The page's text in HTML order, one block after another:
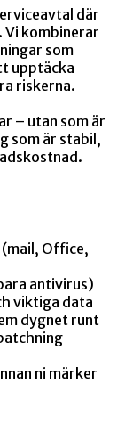
där
kombinerar
som
upptäcka
riskerna.
– utan som är
som är stabil,
Office,
antivirus)
viktiga data
dygnet runt
ni märker